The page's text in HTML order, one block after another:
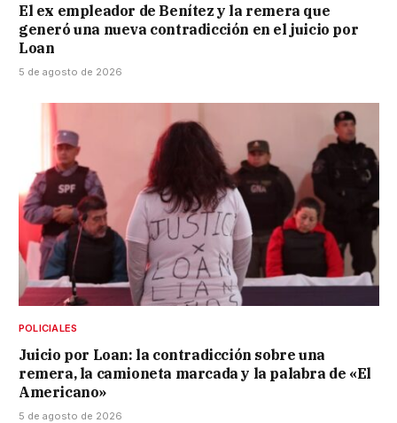
El ex empleador de Benítez y la remera que
generó una nueva contradicción en el juicio por
Loan
5 de agosto de 2026
POLICIALES
Juicio por Loan: la contradicción sobre una
remera, la camioneta marcada y la palabra de «El
Americano»
5 de agosto de 2026